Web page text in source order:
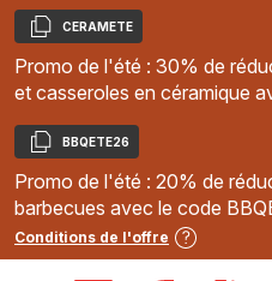
Copier
CERAMETE
Promo de l'été : 30% de
et casseroles en céramique
Copier
BBQETE26
Promo de l'été : 20% de
barbecues avec le code
Conditions de l'offre